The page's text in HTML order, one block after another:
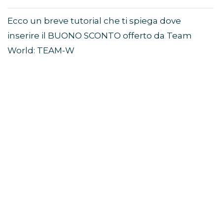
Ecco un breve tutorial che ti spiega dove
inserire il BUONO SCONTO offerto da Team
World: TEAM-W